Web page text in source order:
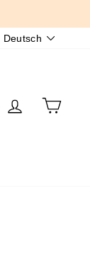
Deutsch